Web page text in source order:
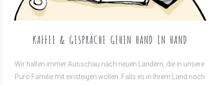
KAFFEE & GESPRÄCHE GEHEN HAND IN HAND
Wir halten immer Ausschau nach neuen Ländern, die in unsere
Puro Familie mit einsteigen wollen. Falls es in Ihrem Land noch